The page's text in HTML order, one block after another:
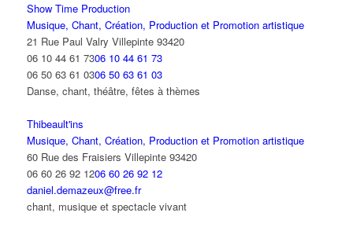
Show Time Production
Musique, Chant, Création, Production et Promotion artistique
21 Rue Paul Valry Villepinte 93420
06 10 44 61 7306 10 44 61 73
06 50 63 61 0306 50 63 61 03
Danse, chant, théâtre, fêtes à thèmes
Thibeault'ins
Musique, Chant, Création, Production et Promotion artistique
60 Rue des Fraisiers Villepinte 93420
06 60 26 92 1206 60 26 92 12
daniel.demazeux@free.fr
chant, musique et spectacle vivant